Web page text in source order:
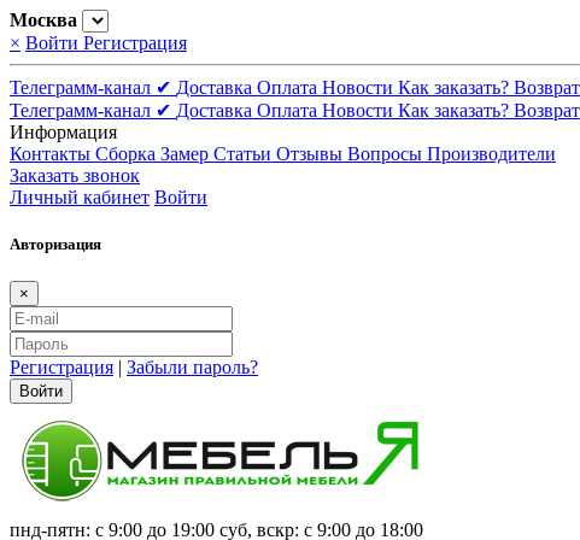
Москва
× Войти Регистрация
Телеграмм-канал ✔ Доставка Оплата Новости Как заказать?
Телеграмм-канал ✔ Доставка Оплата Новости Как заказать?
Информация
Контакты Сборка Замер Статьи Отзывы Вопросы Производители
Заказать звонок
Личный кабинет Войти
Авторизация
×
Регистрация | Забыли пароль?
Войти
пнд-пятн: с 9:00 до 19:00 суб, вскр: с 9:00 до 18:00